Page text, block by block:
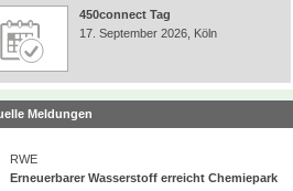
450connect Tag
17. September 2026, Köln
Meldungen
RWE
Erneuerbarer Wasserstoff erreicht Chemiepark